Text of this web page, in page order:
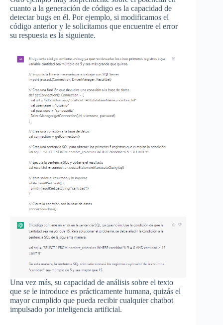
cuanto a la generación de código es la capacidad de
detectar bugs en él. Por ejemplo, si modificamos el
código anterior y le solicitamos que encuentre el error
su respuesta es la siguiente.
Una vez más, su capacidad de análisis sobre el texto
que se le introduce es prácticamente humana, quizás el
mayor cumplido que pueda recibir cualquier chatbot
impulsado por inteligencia artificial.